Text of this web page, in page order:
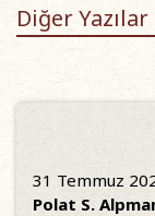
Diğer Yazılar
31 Temmuz
Polat S.